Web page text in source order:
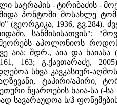
- ტირიბაძის -
შიდა პონტოში მოსახლე
(გეორგიკა, 1936, გვ.284).
საწმისისათვის";
აპოლონიოს
შდრ., აია და ხაიასა
163; გ.ქავთარაძე,
სხვა კავკასიურ-
ტაპირი/აპირი,
წყაროების ხაია-სა (-
სავარაუდოა ს/ჰ